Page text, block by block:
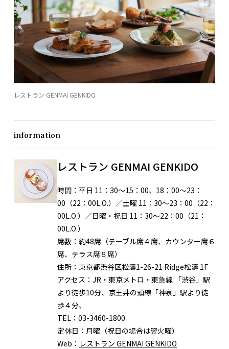
レストラン GENMAI GENKIDO
information
レストラン GENMAI GENKIDO
時間： 平日 11：30～15：00、18：00～23：
00（22：00L.O.）／土曜 11：30～23：00（22：
00L.O.）／日曜・祝日 11：30～22：00（21：
00L.O.）
席数： 約48席（テーブル席４席、カウンター席６
席、テラス席８席）
住所： 東京都渋谷区松濤1-26-21 Ridge松濤 1F
アクセス： JR・東京メトロ・東急線 「渋谷」駅
より徒歩10分、京王井の頭線「神泉」駅より徒
歩４分、
TEL： 03-3460-1800
定休日： 月曜（祝日の場合は翌火曜）
Web： レストラン GENMAI GENKIDO